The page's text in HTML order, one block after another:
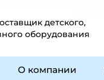
детского,
оборудования
О компании